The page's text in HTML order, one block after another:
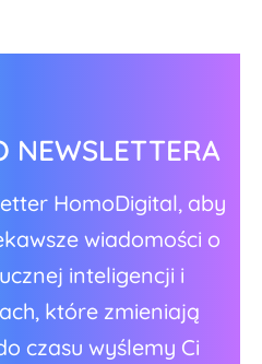
NEWSLETTERA
HomoDigital, aby
wiadomości o
inteligencji i
które zmieniają
czasu wyślemy Ci